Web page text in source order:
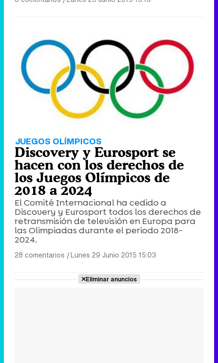
JUEGOS OLÍMPICOS
Discovery y Eurosport se
hacen con los derechos de
los Juegos Olímpicos de
2018 a 2024
El Comité Internacional ha cedido a
Discovery y Eurosport todos los derechos de
retransmisión de televisión en Europa para
las Olimpiadas durante el periodo 2018-
2024.
28 comentarios |Lunes 29 Junio 2015 15:03
Eliminar anuncios